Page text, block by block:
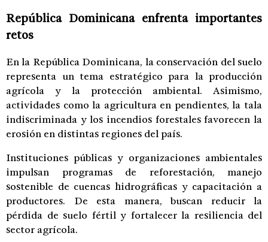
República Dominicana enfrenta importantes
retos
En la República Dominicana, la conservación del suelo
representa un tema estratégico para la producción
agrícola y la protección ambiental. Asimismo,
actividades como la agricultura en pendientes, la tala
indiscriminada y los incendios forestales favorecen la
erosión en distintas regiones del país.
Instituciones públicas y organizaciones ambientales
impulsan programas de reforestación, manejo
sostenible de cuencas hidrográficas y capacitación a
productores. De esta manera, buscan reducir la
pérdida de suelo fértil y fortalecer la resiliencia del
sector agrícola.